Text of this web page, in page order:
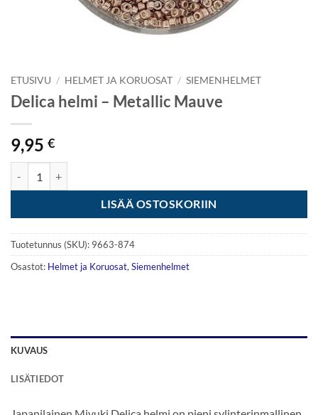
ETUSIVU / HELMET JA KORUOSAT / SIEMENHELMET
Delica helmi – Metallic Mauve
9,95 €
LISÄÄ OSTOSKORIIN
Tuotetunnus (SKU): 9663-874
Osastot: Helmet ja Koruosat, Siemenhelmet
KUVAUS
LISÄTIEDOT